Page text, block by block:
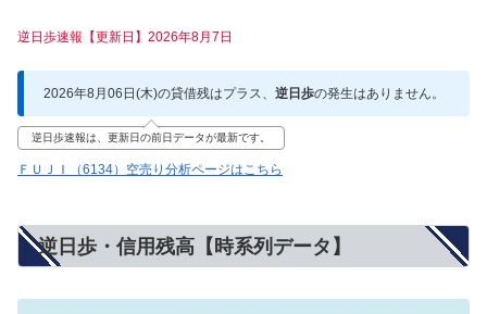
逆日歩速報【更新日】2026年8月7日
2026年8月06日(木)の貸借残はプラス、 逆日歩の発生はありません。
逆日歩速報は、更新日の前日データが最新です。
ＦＵＪＩ（6134）空売り分析ページはこちら
逆日歩・信用残高【時系列データ】